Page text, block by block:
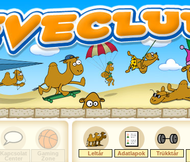
Kapcsolat
Center
Gaming
Zone
Leltár Adatlapok Trükktár